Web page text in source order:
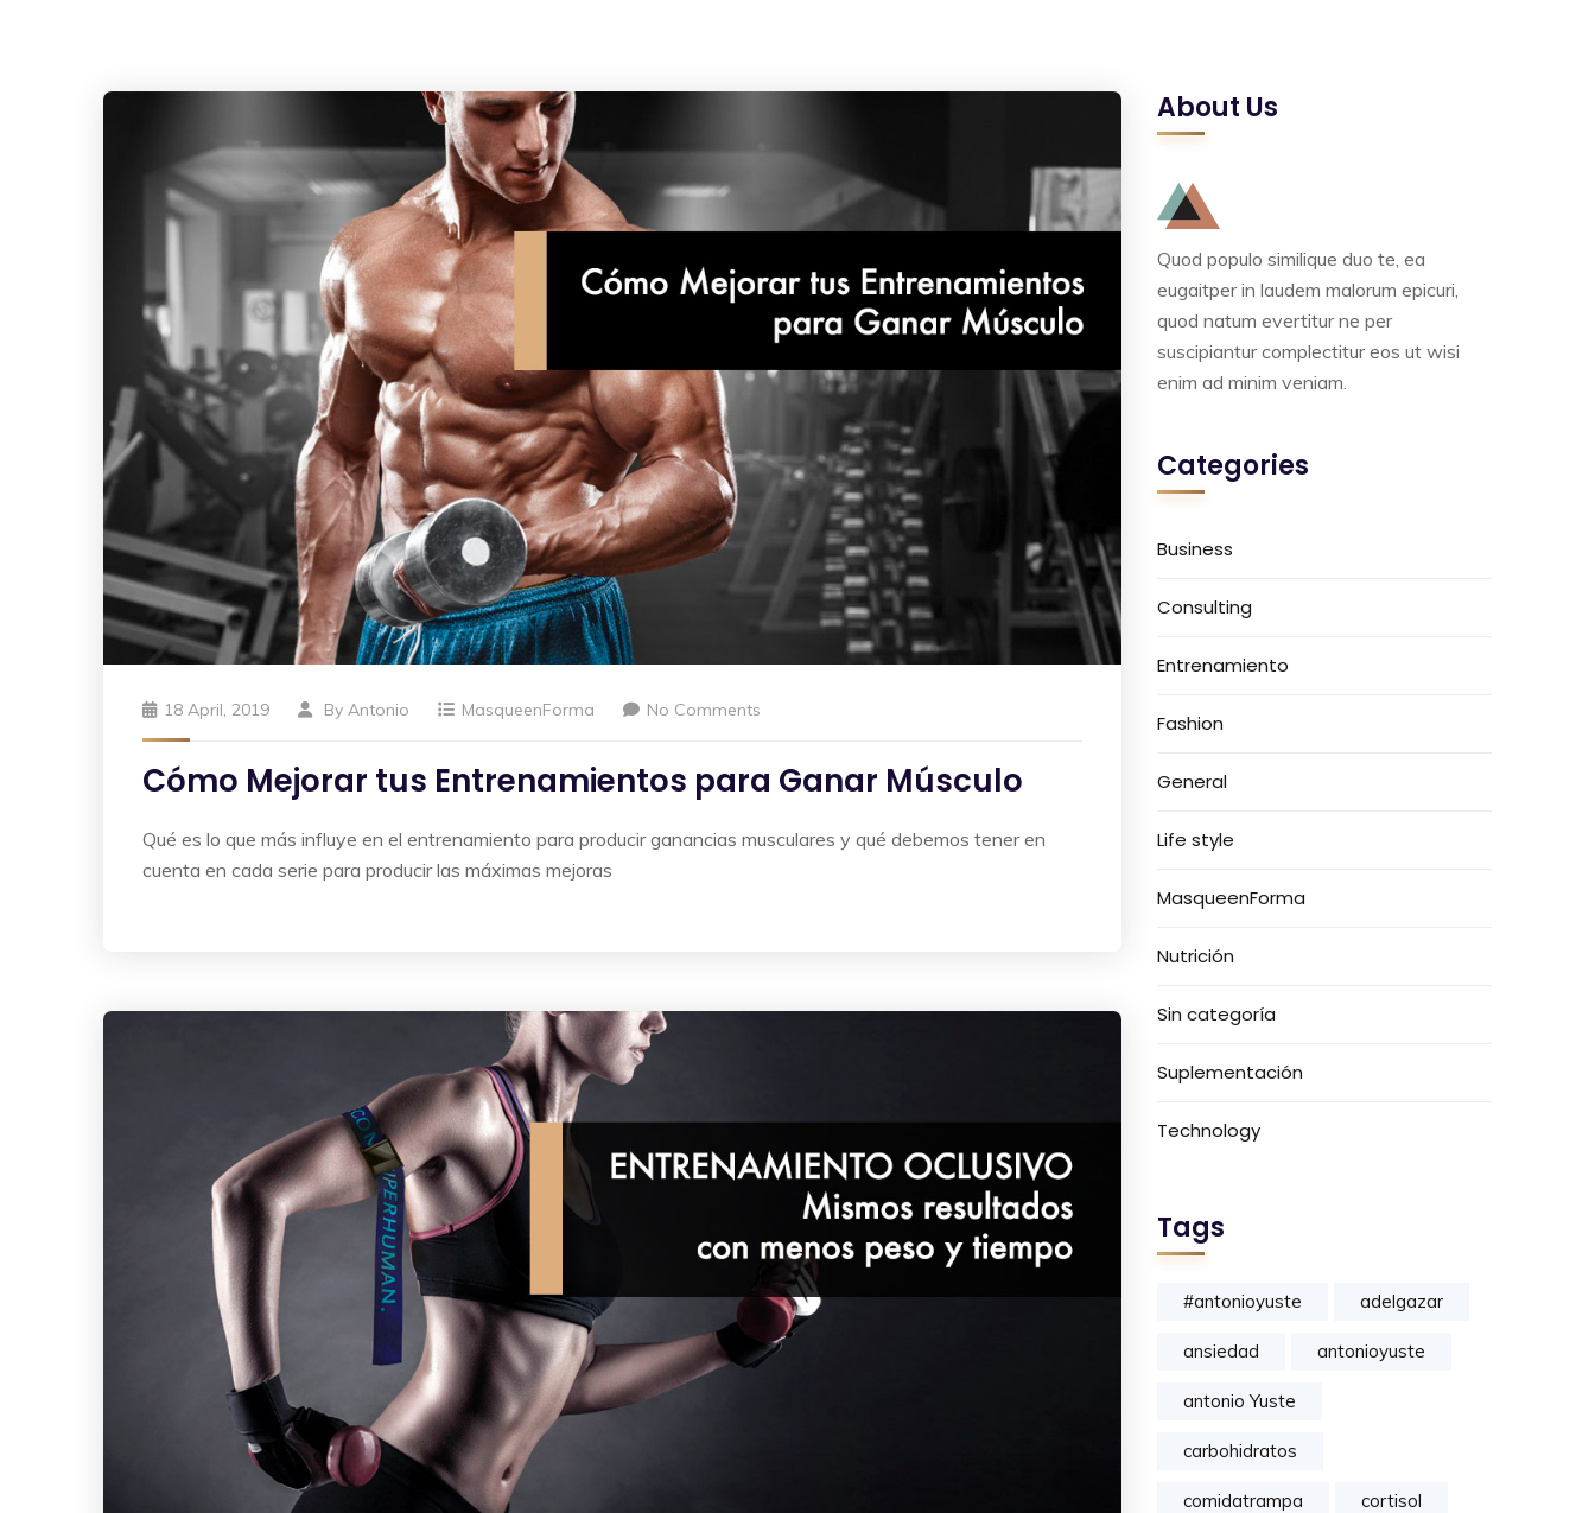
18 April, 2019 By Antonio MasqueenForma No Comments
Cómo Mejorar tus Entrenamientos para Ganar Músculo
Qué es lo que más influye en el entrenamiento para producir ganancias musculares y qué debemos tener en
cuenta en cada serie para producir las máximas mejoras
About Us
Quod populo similique duo te, ea
eugaitper in laudem malorum epicuri,
quod natum evertitur ne per
suscipiantur complectitur eos ut wisi
enim ad minim veniam.
Categories
Business
Consulting
Entrenamiento
Fashion
General
Life style
MasqueenForma
Nutrición
Sin categoría
Suplementación
Technology
Tags
#antonioyuste adelgazar
ansiedad antonioyuste
antonio Yuste
carbohidratos
comidatrampa cortisol